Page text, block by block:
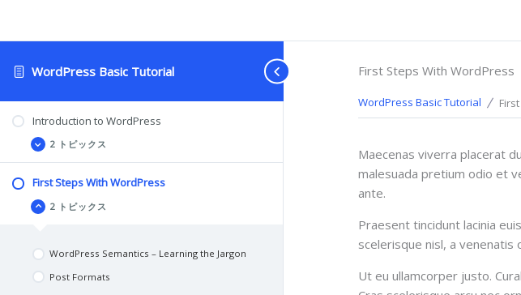
WordPress Basic Tutorial
Introduction to WordPress
張
to
WordPress
2 トピックス
First Steps With WordPress
り
畳
む
Steps
With
WordPress
2 トピックス
WordPress Semantics – Learning the Jargon
Post Formats
First Steps With WordPress
WordPress Basic Tutorial
Maecenas viverra placerat
malesuada pretium odio et
ante.
Praesent tincidunt lacinia
scelerisque nisl, a venenatis
Ut eu ullamcorper justo.